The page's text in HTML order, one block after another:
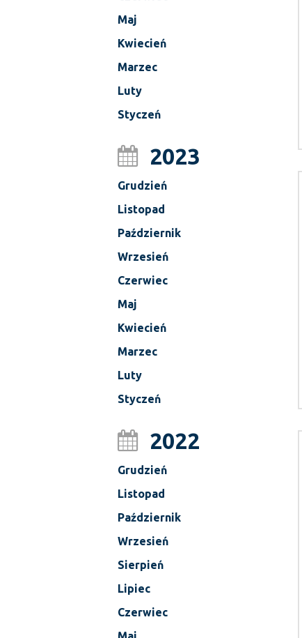
Maj
Kwiecień
Marzec
Luty
Styczeń
2023
Grudzień
Listopad
Październik
Wrzesień
Czerwiec
Maj
Kwiecień
Marzec
Luty
Styczeń
2022
Grudzień
Listopad
Październik
Wrzesień
Sierpień
Lipiec
Czerwiec